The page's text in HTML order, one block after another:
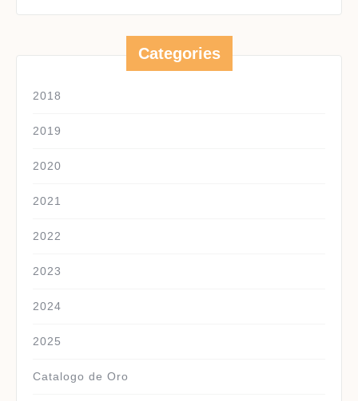
Categories
2018
2019
2020
2021
2022
2023
2024
2025
Catalogo de Oro